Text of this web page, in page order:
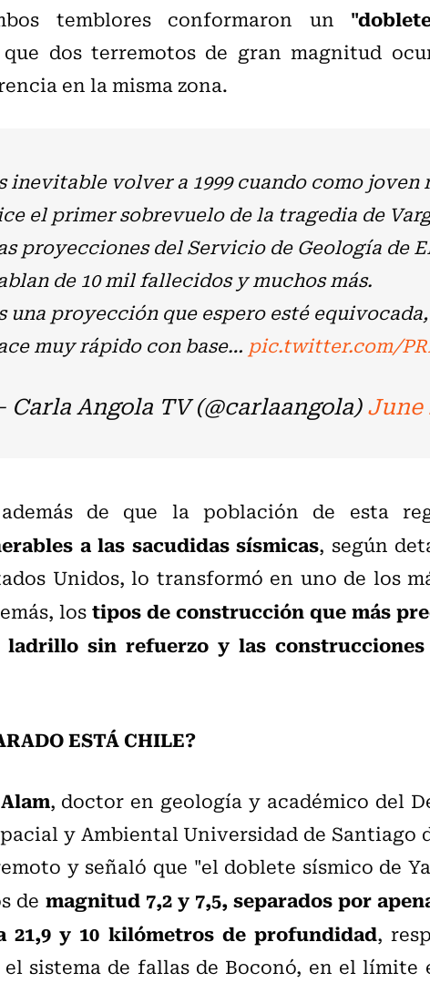
temblores conformaron un
dos terremotos de gran magnitud
en la misma zona.
inevitable volver a 1999 cuando como
el primer sobrevuelo de la tragedia de
proyecciones del Servicio de Geología de
de 10 mil fallecidos y muchos más.
una proyección que espero esté
muy rápido con base… pic.twitter.com/
Carla Angola TV (@carlaangola)June
de que la población de esta
a las sacudidas sísmicas, según
Unidos, lo transformó en uno de los
lostipos de construcción que más
ladrillo sin refuerzo y las
ESTÁ CHILE?
, doctor en geología y académico del
y Ambiental Universidad de Santiago
y señaló que "el doblete sísmico de
de magnitud 7,2 y 7,5, separados por
21,9 y 10 kilómetros de profundidad,
sistema de fallas de Boconó, en el límite